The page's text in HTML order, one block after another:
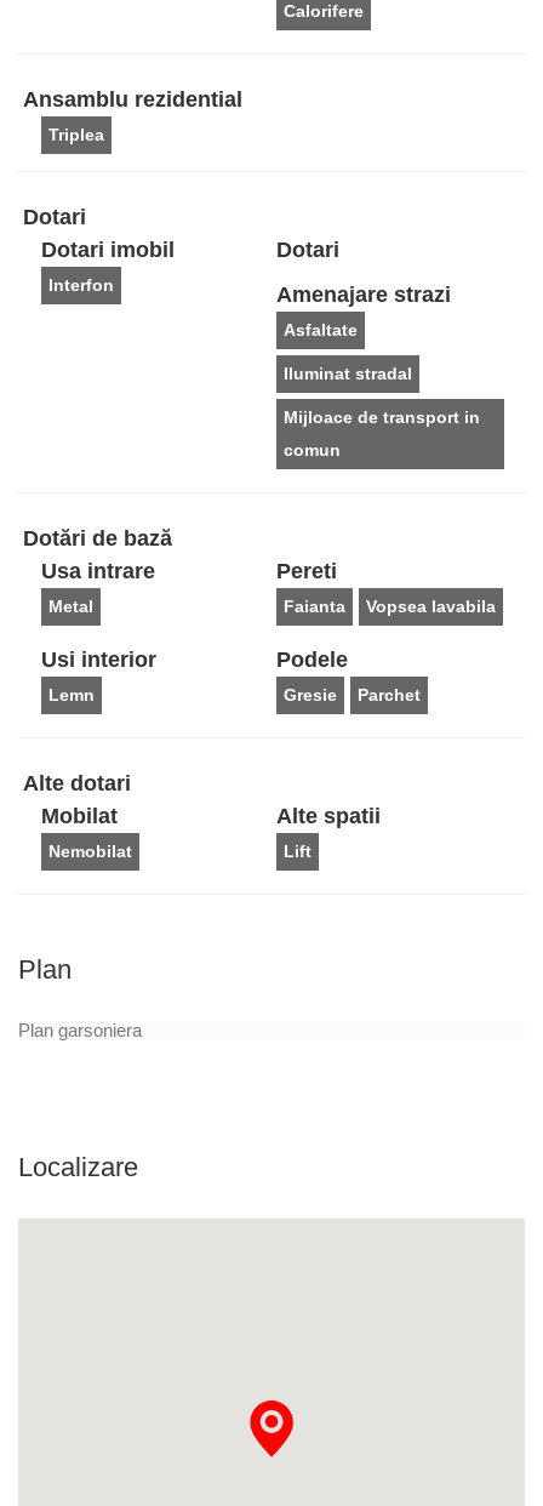
Calorifere
Ansamblu rezidential
Triplea
Dotari
Dotari imobil
Interfon
Dotari
Amenajare strazi
Asfaltate
Iluminat stradal
Mijloace de transport in
comun
Dotări de bază
Usa intrare
Metal
Pereti
Faianta Vopsea lavabila
Usi interior
Lemn
Podele
Gresie Parchet
Alte dotari
Mobilat
Nemobilat
Alte spatii
Lift
Plan
Plan garsoniera
Localizare